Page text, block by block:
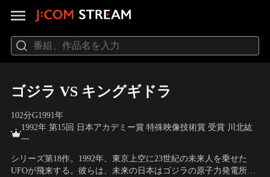
ゴジラ VS キングギドラ
102分G1991年
1992年 第15回 日本アカデミー賞 特殊映像技術賞 受賞 川北紘
一
シリーズ第18作。1992年、東京上空に23世紀の未来人を乗せた
UFOが飛来する。彼らは、未来の日本はゴジラの原子力発電所破